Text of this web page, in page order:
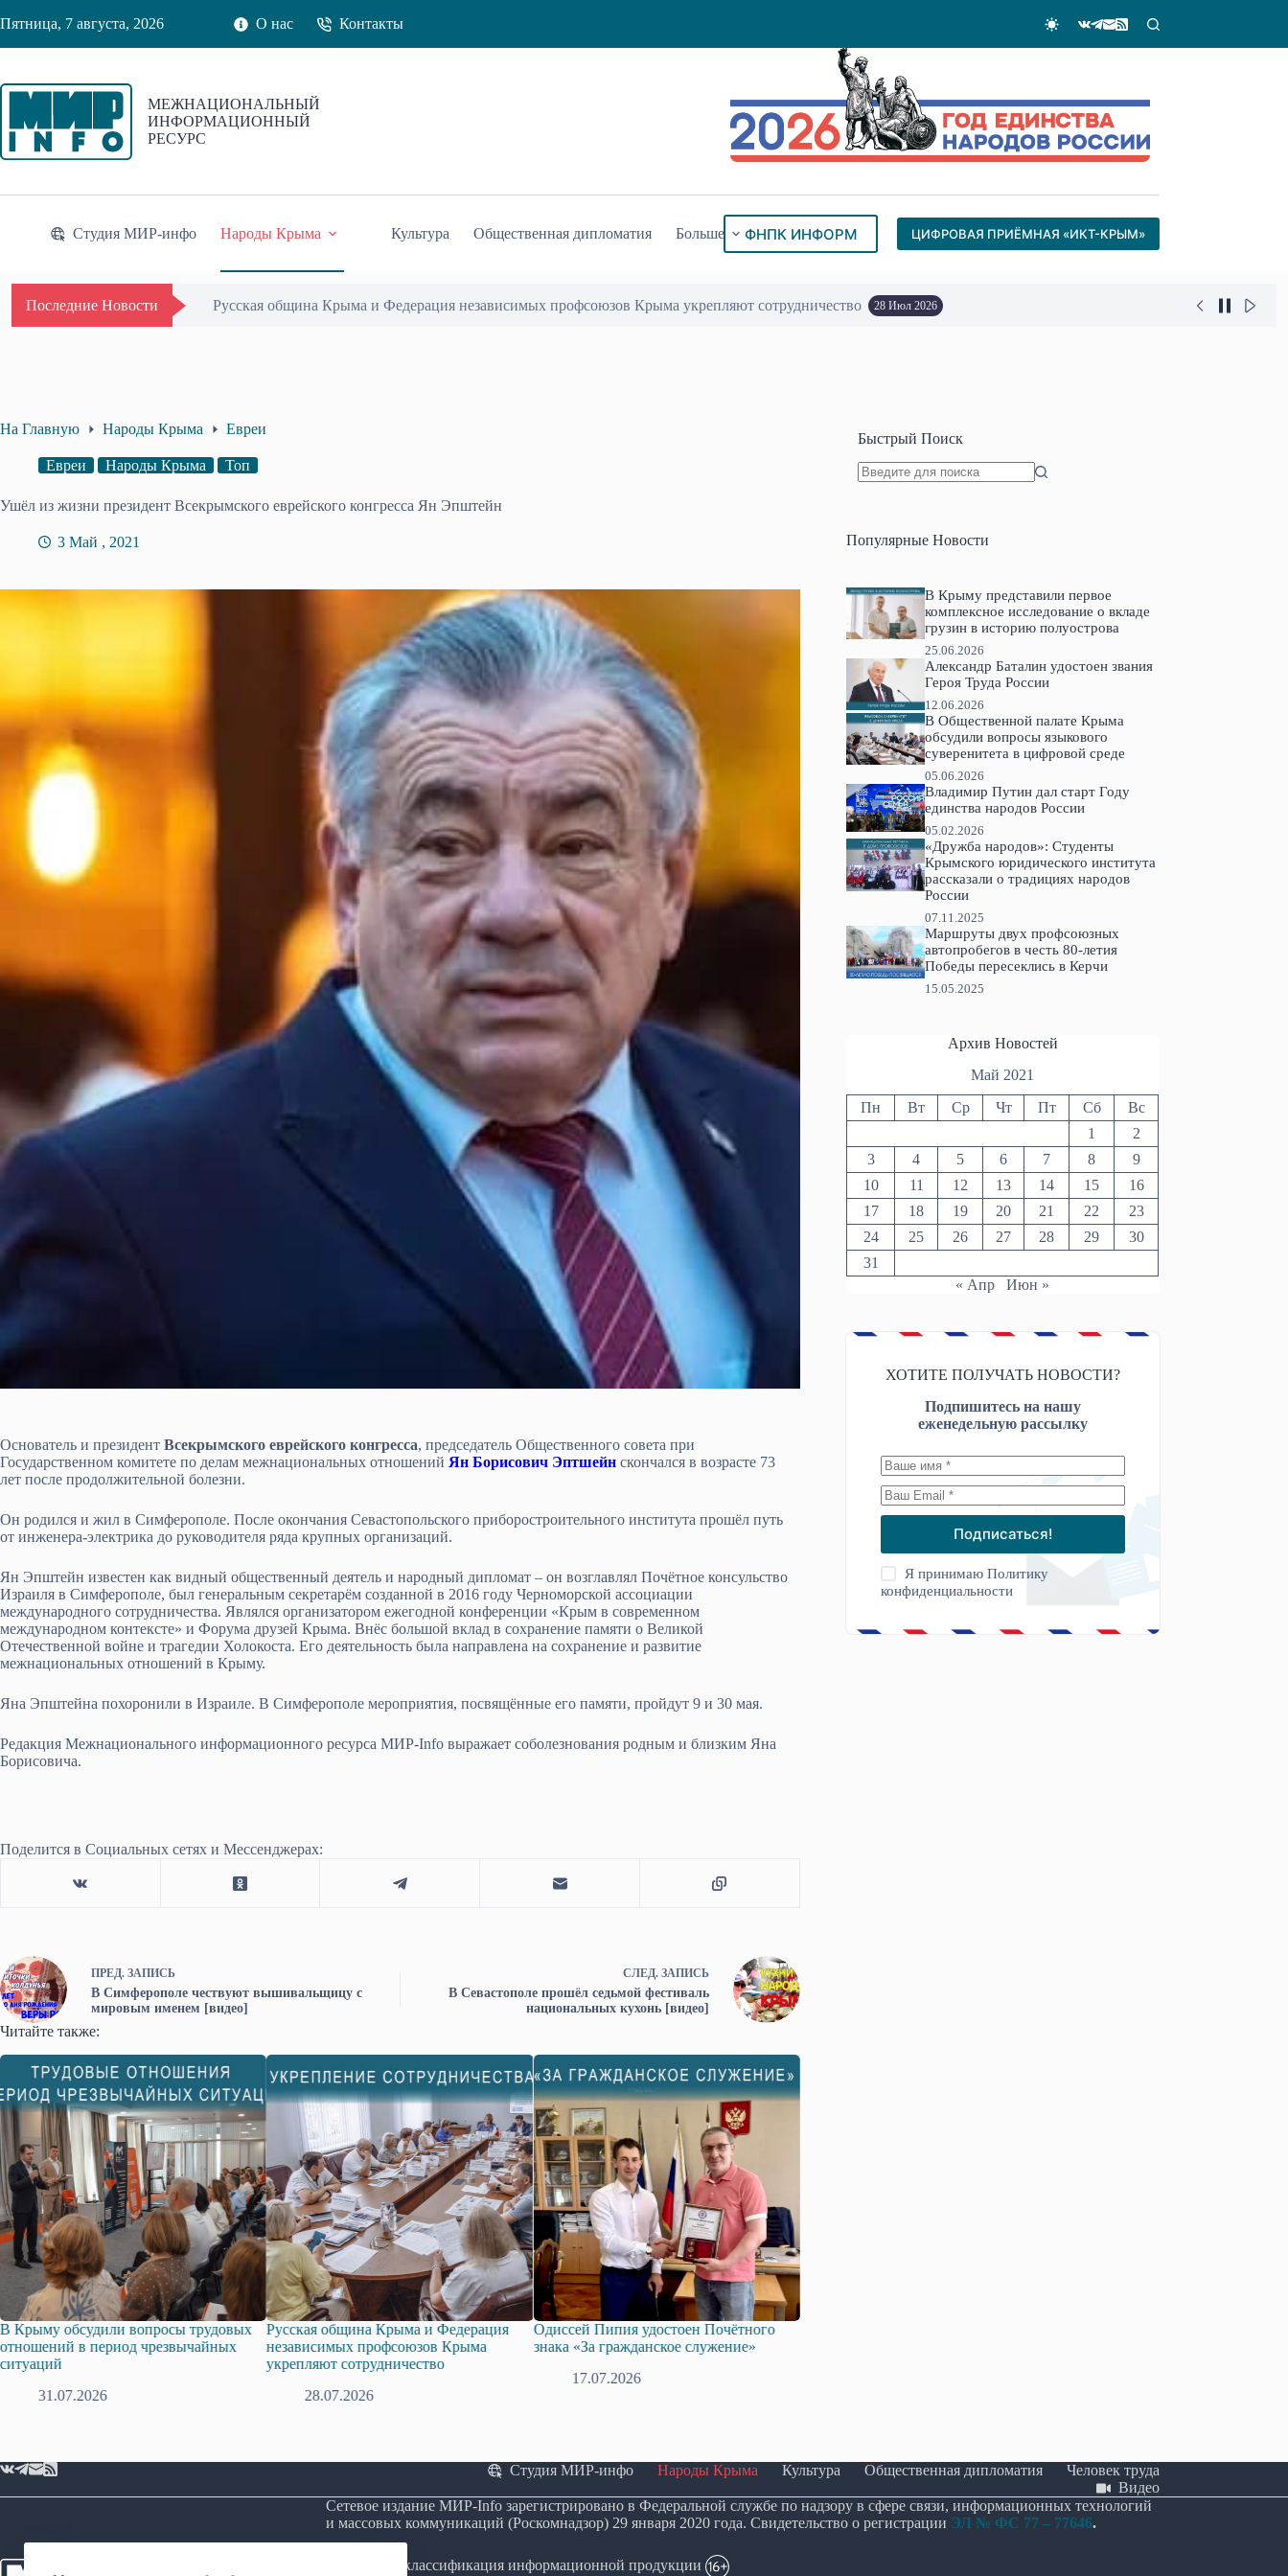
к
Пятница, 7 августа, 2026 О нас Контакты
МЕЖНАЦИОНАЛЬНЫЙ
ИНФОРМАЦИОННЫЙ
РЕСУРС
Студия МИР-инфо Народы Крыма Культура Общественная дипломатия Больше ФНПК ИНФОРМ ЦИФРОВАЯ ПРИЁМНАЯ «ИКТ-КРЫМ»
Последние Новости Русская община Крыма и Федерация независимых профсоюзов Крыма укрепляют сотрудничество 28 Июл 2026
На Главную Народы Крыма Евреи
Евреи Народы Крыма Топ
Ушёл из жизни президент Всекрымского еврейского конгресса Ян Эпштейн
3 Май , 2021
Основатель и президент Всекрымского еврейского конгресса, председатель Общественного совета при
Государственном комитете по делам межнациональных отношений Ян Борисович Эптшейн скончался в возрасте 73
лет после продолжительной болезни.
Он родился и жил в Симферополе. После окончания Севастопольского приборостроительного института прошёл путь
от инженера-электрика до руководителя ряда крупных организаций.
Ян Эпштейн известен как видный общественный деятель и народный дипломат – он возглавлял Почётное консульство
Израиля в Симферополе, был генеральным секретарём созданной в 2016 году Черноморской ассоциации
международного сотрудничества. Являлся организатором ежегодной конференции «Крым в современном
международном контексте» и Форума друзей Крыма. Внёс большой вклад в сохранение памяти о Великой
Отечественной войне и трагедии Холокоста. Его деятельность была направлена на сохранение и развитие
межнациональных отношений в Крыму.
Яна Эпштейна похоронили в Израиле. В Симферополе мероприятия, посвящённые его памяти, пройдут 9 и 30 мая.
Редакция Межнационального информационного ресурса МИР-Info выражает соболезнования родным и близким Яна
Борисовича.
Поделится в Социальных сетях и Мессенджерах:
ПРЕД. ЗАПИСЬ
В Симферополе чествуют вышивальщицу с
мировым именем [видео]
СЛЕД. ЗАПИСЬ
В Севастополе прошёл седьмой фестиваль
национальных кухонь [видео]
Читайте также:
обсудили вопросы трудовых
в период чрезвычайных
31.07.2026
Русская община Крыма и Федерация
независимых профсоюзов Крыма
укрепляют сотрудничество
28.07.2026
Одиссей Пипия удостоен Почётного
знака «За гражданское служение»
17.07.2026
Госдума приняла в первом чтении
Быстрый Поиск
Популярные Новости
В Крыму представили первое
комплексное исследование о вкладе
грузин в историю полуострова
25.06.2026
Александр Баталин удостоен звания
Героя Труда России
12.06.2026
В Общественной палате Крыма
обсудили вопросы языкового
суверенитета в цифровой среде
05.06.2026
Владимир Путин дал старт Году
единства народов России
05.02.2026
«Дружба народов»: Студенты
Крымского юридического института
рассказали о традициях народов
России
07.11.2025
Маршруты двух профсоюзных
автопробегов в честь 80-летия
Победы пересеклись в Керчи
15.05.2025
Архив Новостей
Май 2021
Пн Вт Ср Чт Пт Сб
Вс
1
2
3
4 5 6 7 8
9
10
11 12 13 14 15
16
17
18 19 20 21 22
23
24
25 26 27 28 29
30
31
« Апр
Июн »
ХОТИТЕ ПОЛУЧАТЬ НОВОСТИ?
Подпишитесь на нашу
еженедельную рассылку
Подписаться!
Я принимаюПолитику
конфиденциальности
Студия МИР-инфо Народы Крыма Культура Общественная дипломатия
Человек труда
Видео
Сетевое издание МИР-Info зарегистрировано в Федеральной службе по надзору в сфере связи, информационных технологий
и массовых коммуникаций (Роскомнадзор) 29 января 2020 года. Свидетельство о регистрации ЭЛ № ФС 77 – 77646.
Возрастная классификация информационной продукции